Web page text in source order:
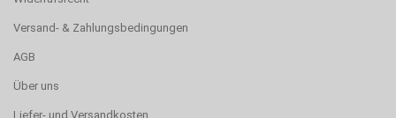
Versand- & Zahlungsbedingungen
AGB
Über uns
Liefer- und Versandkosten